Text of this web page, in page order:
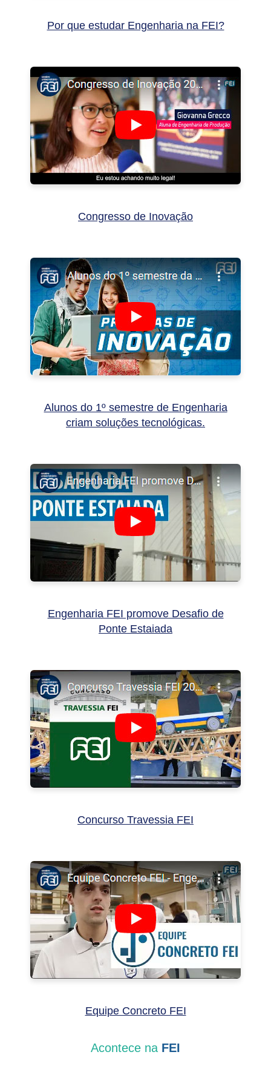
Por que estudar Engenharia na FEI?
Congresso de Inovação
Alunos do 1º semestre de Engenharia
criam soluções tecnológicas.
Engenharia FEI promove Desafio de
Ponte Estaiada
Concurso Travessia FEI
Equipe Concreto FEI
Acontece na FEI